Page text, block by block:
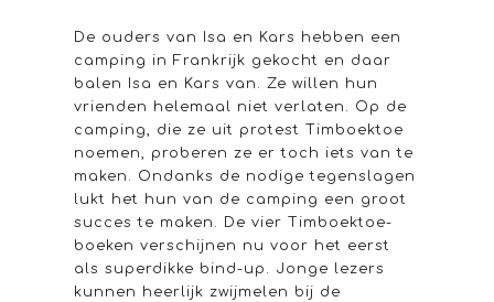
De ouders van Isa en Kars hebben een
camping in Frankrijk gekocht en daar
balen Isa en Kars van. Ze willen hun
vrienden helemaal niet verlaten. Op de
camping, die ze uit protest Timboektoe
noemen, proberen ze er toch iets van te
maken. Ondanks de nodige tegenslagen
lukt het hun van de camping een groot
succes te maken. De vier Timboektoe-
boeken verschijnen nu voor het eerst
als superdikke bind-up. Jonge lezers
kunnen heerlijk zwijmelen bij de